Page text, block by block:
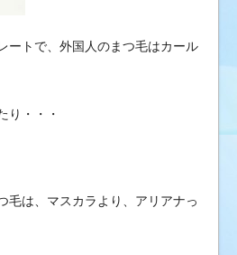
ートで、外国人のまつ毛はカール
り・・・
毛は、マスカラより、アリアナっ